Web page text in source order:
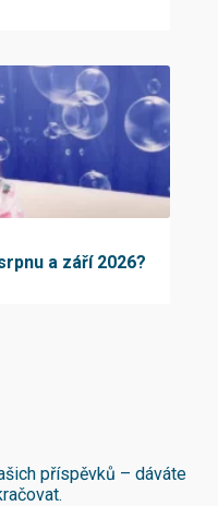
a září 2026?
příspěvků – dáváte